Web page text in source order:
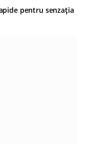
pentru senzația